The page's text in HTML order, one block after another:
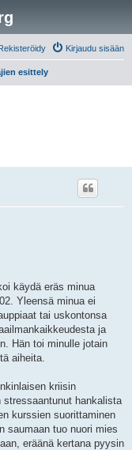
Kirjaudu sisään
esittely
käydä eräs minua
Yleensä minua ei
tai uskontonsa
ja
Hän toi minulle jotain
aiheita.
kriisin
hankalista
kurssien suorittaminen
saumaan tuo nuori mies
eräänä kertana pyysin